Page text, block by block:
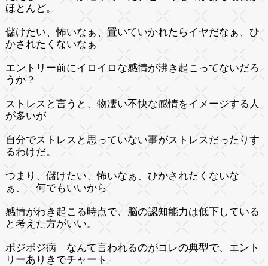
ほとんど。
儲けたい、怖いなぁ、置いていかれたらイヤだなぁ、ひ
かされたくないなぁ
エントリー前にイロイロな感情が沸き起こってないだろ
うか？
ストレスと言うと、物凄い不快な感情をイメージする人
が多いが
自分でストレスと思っていない事がストレスだったりす
るわけだ。
つまり、儲けたい、怖いなぁ、ひかされたくないな
ぁ、 何でもいいから
感情がわき起こる時点で、脳の認知能力は低下している
と考えた方がいい。
ポジポジ病 なんて言われるのがコレの典型で、エント
リーありきでチャート